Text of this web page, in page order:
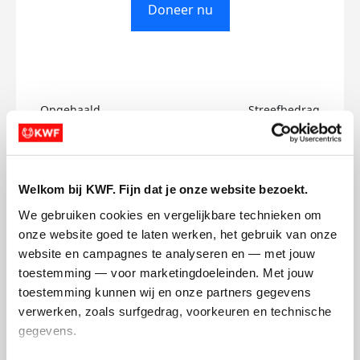
Welkom bij KWF. Fijn dat je onze website bezoekt.
We gebruiken cookies en vergelijkbare technieken om
onze website goed te laten werken, het gebruik van onze
website en campagnes te analyseren en — met jouw
toestemming — voor marketingdoeleinden. Met jouw
toestemming kunnen wij en onze partners gegevens
verwerken, zoals surfgedrag, voorkeuren en technische
gegevens.
Doneer nu
Opgehaald
€0
Streefbedrag
€500
Catheleine's badges